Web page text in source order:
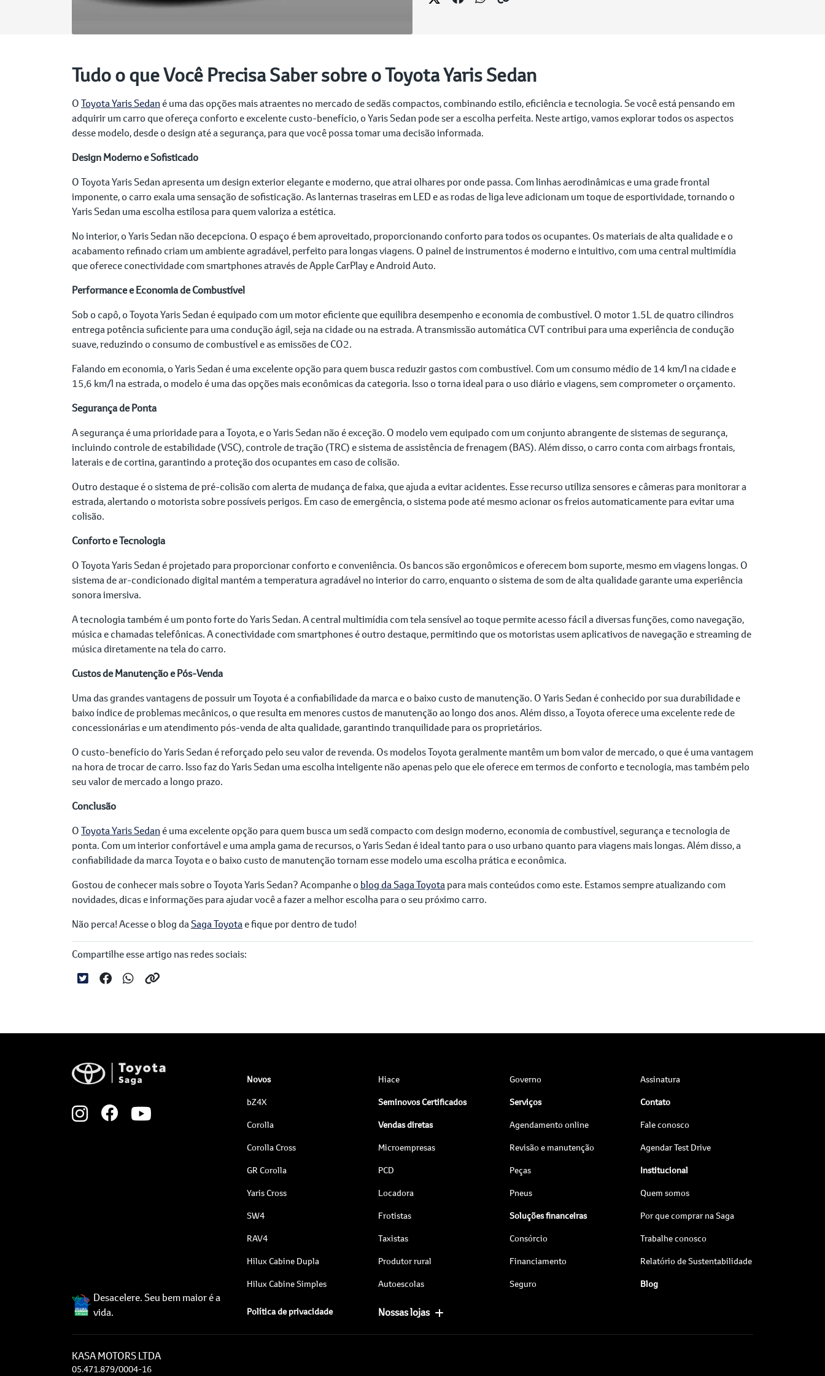
Tudo o que Você Precisa Saber sobre o Toyota Yaris Sedan
OToyota Yaris Sedan é uma das opções mais atraentes no mercado de sedãs compactos, combinando estilo, eficiência e tecnologia. Se você está pensando em
adquirir um carro que ofereça conforto e excelente custo-benefício, o Yaris Sedan pode ser a escolha perfeita. Neste artigo, vamos explorar todos os aspectos
desse modelo, desde o design até a segurança, para que você possa tomar uma decisão informada.
Design Moderno e Sofisticado
O Toyota Yaris Sedan apresenta um design exterior elegante e moderno, que atrai olhares por onde passa. Com linhas aerodinâmicas e uma grade frontal
imponente, o carro exala uma sensação de sofisticação. As lanternas traseiras em LED e as rodas de liga leve adicionam um toque de esportividade, tornando o
Yaris Sedan uma escolha estilosa para quem valoriza a estética.
No interior, o Yaris Sedan não decepciona. O espaço é bem aproveitado, proporcionando conforto para todos os ocupantes. Os materiais de alta qualidade e o
acabamento refinado criam um ambiente agradável, perfeito para longas viagens. O painel de instrumentos é moderno e intuitivo, com uma central multimídia
que oferece conectividade com smartphones através de Apple CarPlay e Android Auto.
Performance e Economia de Combustível
Sob o capô, o Toyota Yaris Sedan é equipado com um motor eficiente que equilibra desempenho e economia de combustível. O motor 1.5L de quatro cilindros
entrega potência suficiente para uma condução ágil, seja na cidade ou na estrada. A transmissão automática CVT contribui para uma experiência de condução
suave, reduzindo o consumo de combustível e as emissões de CO2.
Falando em economia, o Yaris Sedan é uma excelente opção para quem busca reduzir gastos com combustível. Com um consumo médio de 14 km/l na cidade e
15,6 km/l na estrada, o modelo é uma das opções mais econômicas da categoria. Isso o torna ideal para o uso diário e viagens, sem comprometer o orçamento.
Segurança de Ponta
A segurança é uma prioridade para a Toyota, e o Yaris Sedan não é exceção. O modelo vem equipado com um conjunto abrangente de sistemas de segurança,
incluindo controle de estabilidade (VSC), controle de tração (TRC) e sistema de assistência de frenagem (BAS). Além disso, o carro conta com airbags frontais,
laterais e de cortina, garantindo a proteção dos ocupantes em caso de colisão.
Outro destaque é o sistema de pré-colisão com alerta de mudança de faixa, que ajuda a evitar acidentes. Esse recurso utiliza sensores e câmeras para monitorar a
estrada, alertando o motorista sobre possíveis perigos. Em caso de emergência, o sistema pode até mesmo acionar os freios automaticamente para evitar uma
colisão.
Conforto e Tecnologia
O Toyota Yaris Sedan é projetado para proporcionar conforto e conveniência. Os bancos são ergonômicos e oferecem bom suporte, mesmo em viagens longas. O
sistema de ar-condicionado digital mantém a temperatura agradável no interior do carro, enquanto o sistema de som de alta qualidade garante uma experiência
sonora imersiva.
A tecnologia também é um ponto forte do Yaris Sedan. A central multimídia com tela sensível ao toque permite acesso fácil a diversas funções, como navegação,
música e chamadas telefônicas. A conectividade com smartphones é outro destaque, permitindo que os motoristas usem aplicativos de navegação e streaming de
música diretamente na tela do carro.
Custos de Manutenção e Pós-Venda
Uma das grandes vantagens de possuir um Toyota é a confiabilidade da marca e o baixo custo de manutenção. O Yaris Sedan é conhecido por sua durabilidade e
baixo índice de problemas mecânicos, o que resulta em menores custos de manutenção ao longo dos anos. Além disso, a Toyota oferece uma excelente rede de
concessionárias e um atendimento pós-venda de alta qualidade, garantindo tranquilidade para os proprietários.
O custo-benefício do Yaris Sedan é reforçado pelo seu valor de revenda. Os modelos Toyota geralmente mantêm um bom valor de mercado, o que é uma vantagem
na hora de trocar de carro. Isso faz do Yaris Sedan uma escolha inteligente não apenas pelo que ele oferece em termos de conforto e tecnologia, mas também pelo
seu valor de mercado a longo prazo.
Conclusão
OToyota Yaris Sedan é uma excelente opção para quem busca um sedã compacto com design moderno, economia de combustível, segurança e tecnologia de
ponta. Com um interior confortável e uma ampla gama de recursos, o Yaris Sedan é ideal tanto para o uso urbano quanto para viagens mais longas. Além disso, a
confiabilidade da marca Toyota e o baixo custo de manutenção tornam esse modelo uma escolha prática e econômica.
Gostou de conhecer mais sobre o Toyota Yaris Sedan? Acompanhe o blog da Saga Toyotapara mais conteúdos como este. Estamos sempre atualizando com
novidades, dicas e informações para ajudar você a fazer a melhor escolha para o seu próximo carro.
Não perca! Acesse o blog daSaga Toyotae fique por dentro de tudo!
Compartilhe esse artigo nas redes sociais:
Desacelere. Seu bem maior é a
vida.
Novos
bZ4X
Corolla
Corolla Cross
GR Corolla
Yaris Cross
SW4
RAV4
Hilux Cabine Dupla
Hilux Cabine Simples
Hiace
Seminovos Certificados
Vendas diretas
Microempresas
PCD
Locadora
Frotistas
Taxistas
Produtor rural
Autoescolas
Governo
Serviços
Agendamento online
Revisão e manutenção
Peças
Pneus
Soluções financeiras
Consórcio
Financiamento
Seguro
Assinatura
Contato
Fale conosco
Agendar Test Drive
Institucional
Quem somos
Por que comprar na Saga
Trabalhe conosco
Relatório de Sustentabilidade
Blog
Política de privacidade Nossas lojas
KASA MOTORS LTDA
05.471.879/0004-16